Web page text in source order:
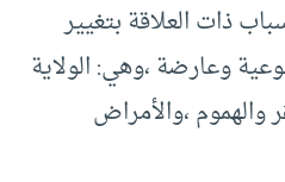
ذات العلاقة بتغيير
وعارضة ،وهي: الولاية
والهموم ،والأمراض